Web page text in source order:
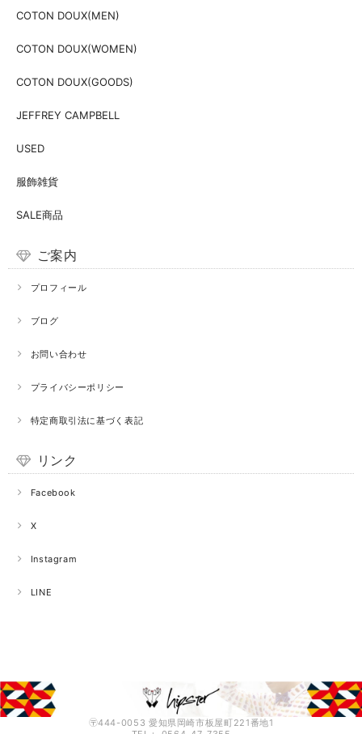
COTON DOUX(MEN)
COTON DOUX(WOMEN)
COTON DOUX(GOODS)
JEFFREY CAMPBELL
USED
服飾雑貨
SALE商品
ご案内
プロフィール
ブログ
お問い合わせ
プライバシーポリシー
特定商取引法に基づく表記
リンク
Facebook
X
Instagram
LINE
〶444-0053 愛知県岡崎市板屋町221番地1